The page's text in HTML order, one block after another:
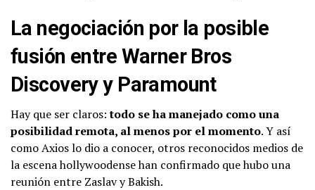
La negociación por la posible
fusión entre Warner Bros
Discovery y Paramount
Hay que ser claros:todo se ha manejado como una
posibilidad remota, al menos por el momento. Y así
como Axios lo dio a conocer, otros reconocidos medios de
la escena hollywoodense han confirmado que hubo una
reunión entre Zaslav y Bakish.